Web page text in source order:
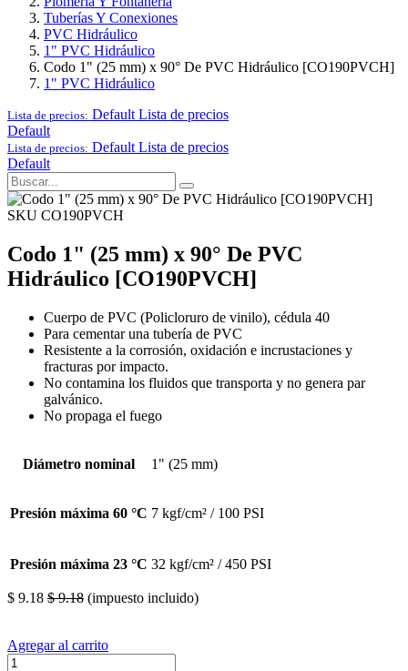
Tuberías Y Conexiones
PVC Hidráulico
1" PVC Hidráulico
Codo 1" (25 mm) x 90° De PVC Hidráulico [CO190PVCH]
1" PVC Hidráulico
Lista de precios: Default Lista de precios
Default
Lista de precios: Default Lista de precios
Default
SKU CO190PVCH
Codo 1" (25 mm) x 90° De PVC
Hidráulico [CO190PVCH]
Cuerpo de PVC (Policloruro de vinilo), cédula 40
Para cementar una tubería de PVC
Resistente a la corrosión, oxidación e incrustaciones y
fracturas por impacto.
No contamina los fluidos que transporta y no genera par
galvánico.
No propaga el fuego
Diámetro nominal 1" (25 mm)
Presión máxima 60 °C 7 kgf/cm² / 100 PSI
Presión máxima 23 °C 32 kgf/cm² / 450 PSI
$ 9.18 $9.18 (impuesto incluido)
Agregar al carrito